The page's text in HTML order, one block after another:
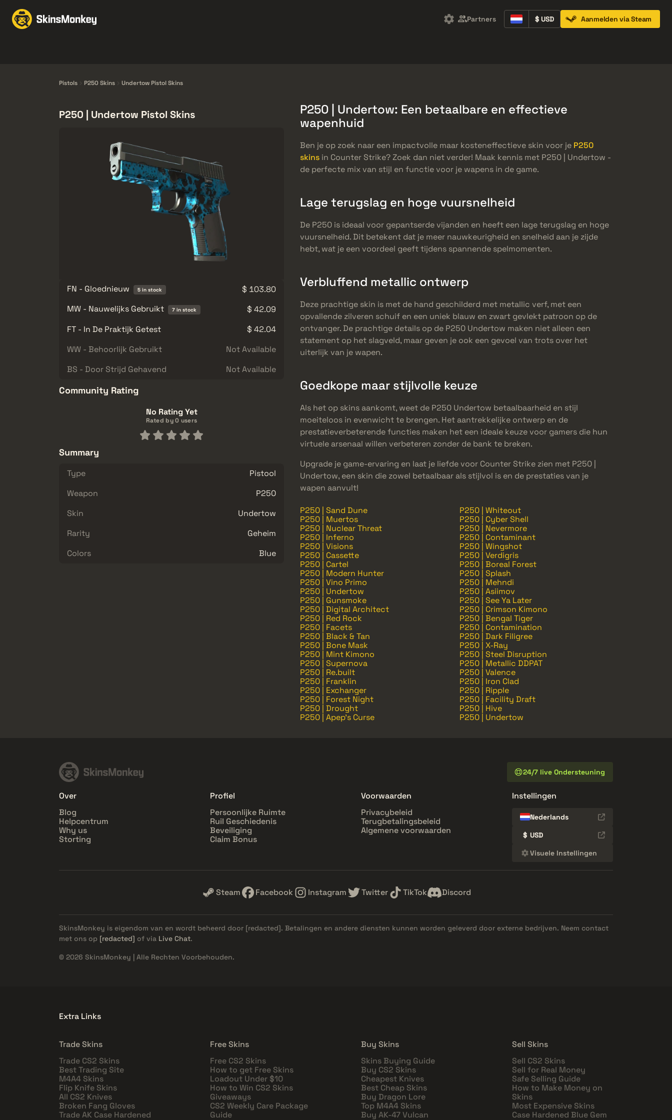
Partners $ USD Aanmelden via Steam
Pistols P250 Skins Undertow Pistol Skins
P250 | Undertow Pistol Skins
FN - Gloednieuw 5 in stock
$ 103.80
MW - Nauwelijks Gebruikt
7 in stock
$ 42.09
FT - In De Praktijk Getest
$ 42.04
WW - Behoorlijk Gebruikt
Not Available
BS - Door Strijd Gehavend
Not Available
Community Rating
No Rating Yet
Rated by 0 users
Summary
Type
Pistool
Weapon
P250
Skin
Undertow
Rarity
Geheim
Colors
Blue
P250 | Undertow: Een betaalbare en effectieve
wapenhuid
Ben je op zoek naar een impactvolle maar kosteneffectieve skin voor je P250
skins in Counter Strike? Zoek dan niet verder! Maak kennis met P250 | Undertow -
de perfecte mix van stijl en functie voor je wapens in de game.
Lage terugslag en hoge vuursnelheid
De P250 is ideaal voor gepantserde vijanden en heeft een lage terugslag en hoge
vuursnelheid. Dit betekent dat je meer nauwkeurigheid en snelheid aan je zijde
hebt, wat je een voordeel geeft tijdens spannende spelmomenten.
Verbluffend metallic ontwerp
Deze prachtige skin is met de hand geschilderd met metallic verf, met een
opvallende zilveren schuif en een uniek blauw en zwart gevlekt patroon op de
ontvanger. De prachtige details op de P250 Undertow maken niet alleen een
statement op het slagveld, maar geven je ook een gevoel van trots over het
uiterlijk van je wapen.
Goedkope maar stijlvolle keuze
Als het op skins aankomt, weet de P250 Undertow betaalbaarheid en stijl
moeiteloos in evenwicht te brengen. Het aantrekkelijke ontwerp en de
prestatieverbeterende functies maken het een ideale keuze voor gamers die hun
virtuele arsenaal willen verbeteren zonder de bank te breken.
Upgrade je game-ervaring en laat je liefde voor Counter Strike zien met P250 |
Undertow, een skin die zowel betaalbaar als stijlvol is en de prestaties van je
wapen aanvult!
P250 | Sand Dune
P250 | Whiteout
P250 | Muertos
P250 | Cyber Shell
P250 | Nuclear Threat
P250 | Nevermore
P250 | Inferno
P250 | Contaminant
P250 | Visions
P250 | Wingshot
P250 | Cassette
P250 | Verdigris
P250 | Cartel
P250 | Boreal Forest
P250 | Modern Hunter
P250 | Splash
P250 | Vino Primo
P250 | Mehndi
P250 | Undertow
P250 | Asiimov
P250 | Gunsmoke
P250 | See Ya Later
P250 | Digital Architect
P250 | Crimson Kimono
P250 | Red Rock
P250 | Bengal Tiger
P250 | Facets
P250 | Contamination
P250 | Black & Tan
P250 | Dark Filigree
P250 | Bone Mask
P250 | X-Ray
P250 | Mint Kimono
P250 | Steel Disruption
P250 | Supernova
P250 | Metallic DDPAT
P250 | Re.built
P250 | Valence
P250 | Franklin
P250 | Iron Clad
P250 | Exchanger
P250 | Ripple
P250 | Forest Night
P250 | Facility Draft
P250 | Drought
P250 | Hive
P250 | Apep's Curse
P250 | Undertow
24/7 live Ondersteuning
Over
Blog
Helpcentrum
Why us
Storting
Profiel
Persoonlijke Ruimte
Ruil Geschiedenis
Beveiliging
Claim Bonus
Voorwaarden
Privacybeleid
Terugbetalingsbeleid
Algemene voorwaarden
Instellingen
Nederlands
$ USD
Visuele Instellingen
Steam Facebook Instagram Twitter TikTok Discord
SkinsMonkey is eigendom van en wordt beheerd door [redacted]. Betalingen en andere diensten kunnen worden geleverd door externe bedrijven. Neem contact
met ons op [redacted] of via Live Chat.
© 2026 SkinsMonkey | Alle Rechten Voorbehouden.
Extra Links
Trade Skins
Trade CS2 Skins
Best Trading Site
M4A4 Skins
Flip Knife Skins
All CS2 Knives
Broken Fang Gloves
Trade AK Case Hardened
Free Skins
Free CS2 Skins
How to get Free Skins
Loadout Under $10
How to Win CS2 Skins
Giveaways
CS2 Weekly Care Package
Guide
Buy Skins
Skins Buying Guide
Buy CS2 Skins
Cheapest Knives
Best Cheap Skins
Buy Dragon Lore
Top M4A4 Skins
Buy AK-47 Vulcan
Sell Skins
Sell CS2 Skins
Sell for Real Money
Safe Selling Guide
How to Make Money on
Skins
Most Expensive Skins
Case Hardened Blue Gem